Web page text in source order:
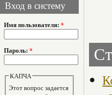
Вход в систему
Имя пользователя: *
Пароль: *
КАПЧА
Этот вопрос задается